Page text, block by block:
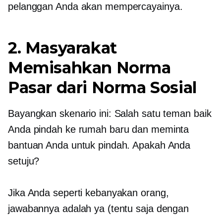
pelanggan Anda akan mempercayainya.
2. Masyarakat
Memisahkan Norma
Pasar dari Norma Sosial
Bayangkan skenario ini: Salah satu teman baik
Anda pindah ke rumah baru dan meminta
bantuan Anda untuk pindah. Apakah Anda
setuju?
Jika Anda seperti kebanyakan orang,
jawabannya adalah ya (tentu saja dengan